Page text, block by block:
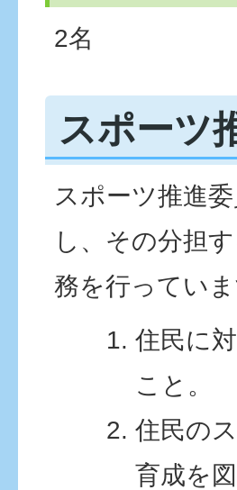
2名
スポーツ
スポーツ推進
し、その分担
務を行っていま
住民に
こと。
住民の
育成を